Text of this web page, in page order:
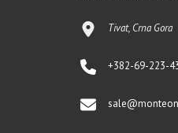
Tivat, Crna Gora
+382-69-223-